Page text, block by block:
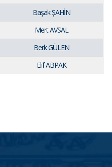
Başak ŞAHİN
Mert AVSAL
Berk GÜLEN
Elif ABPAK